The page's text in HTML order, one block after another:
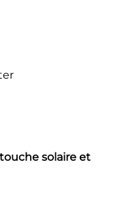
solaire et